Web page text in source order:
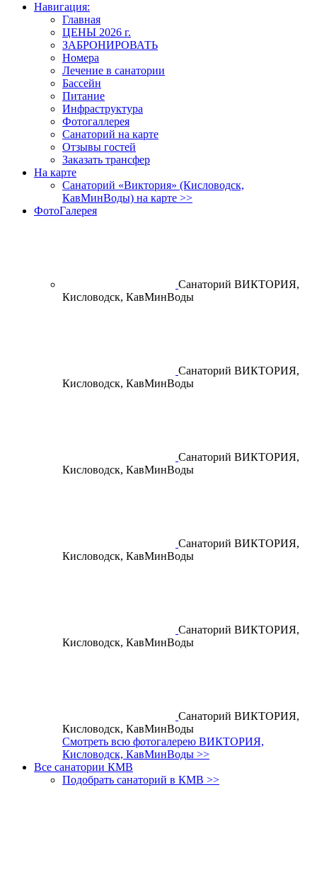
Навигация:
Главная
ЦЕНЫ 2026 г.
ЗАБРОНИРОВАТЬ
Номера
Лечение в санатории
Бассейн
Питание
Инфраструктура
Фотогаллерея
Санаторий на карте
Отзывы гостей
Заказать трансфер
На карте
Санаторий «Виктория» (Кисловодск,
КавМинВоды) на карте >>
ФотоГалерея
Санаторий ВИКТОРИЯ,
Кисловодск, КавМинВоды
Санаторий ВИКТОРИЯ,
Кисловодск, КавМинВоды
Санаторий ВИКТОРИЯ,
Кисловодск, КавМинВоды
Санаторий ВИКТОРИЯ,
Кисловодск, КавМинВоды
Санаторий ВИКТОРИЯ,
Кисловодск, КавМинВоды
Санаторий ВИКТОРИЯ,
Кисловодск, КавМинВоды
Смотреть всю фотогалерею ВИКТОРИЯ,
Кисловодск, КавМинВоды >>
Все санатории КМВ
Подобрать санаторий в КМВ >>